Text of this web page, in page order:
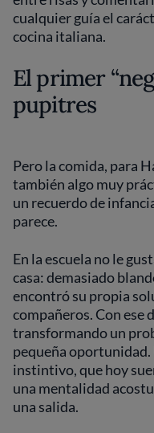
cualquier guía el
cocina italiana.
El primer
pupitres
Pero la comida, para
también algo muy
un recuerdo de
parece.
En la escuela no le
casa: demasiado
encontró su propia
compañeros. Con ese
transformando un
pequeña oportunidad.
instintivo, que hoy
una mentalidad
una salida.